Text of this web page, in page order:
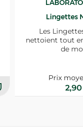
Lingettes
Les
nettoient tout
de
Prix